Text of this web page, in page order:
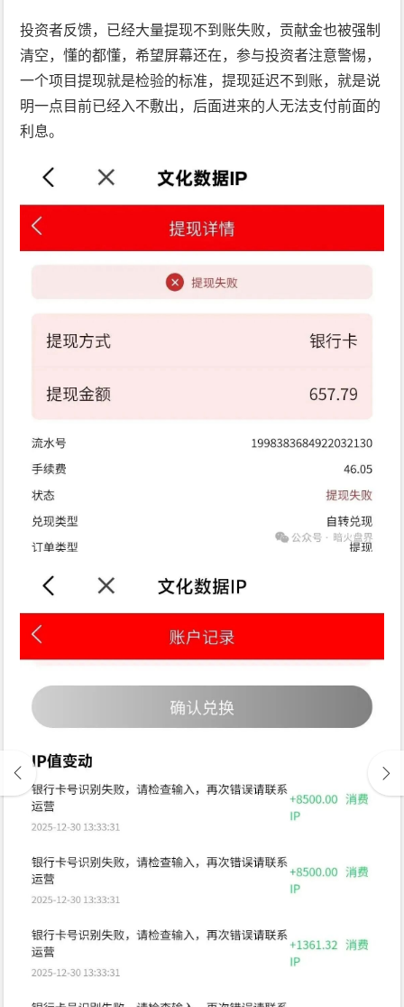
投资者反馈，已经大量提现不到账失败，贡献金也被强制
清空，懂的都懂，希望屏幕还在，参与投资者注意警惕，
一个项目提现就是检验的标准，提现延迟不到账，就是说
明一点目前已经入不敷出，后面进来的人无法支付前面的
利息。